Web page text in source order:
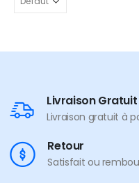
Livraison Gratuit
Livraison gratuit à
Retour
Satisfait ou